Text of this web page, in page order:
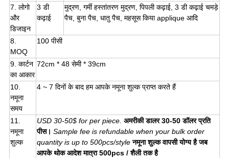
7. लोगो
और
डिजाइन
3 डी
कढ़ाई
मुद्रण, गर्मी हस्तांतरण मुद्रण, पिपली कढ़ाई, 3 डी कढ़ाई चमड़े
पैच, बुना पैच, धातु पैच, महसूस किया applique आदि
8.
MOQ
100 पीसी
9. कार्टन
का आकार
72cm * 48 सेमी * 39cm
10.
नमूना
समय
4 ~ 7 दिनों के बाद हम आपके नमूना शुल्क प्राप्त करते हैं
11.
नमूना
शुल्क
USD 30-50$ for per piece. अमरीकी डालर 30-50 डॉलर प्रति
पीस। Sample fee is refundable when your bulk order
quantity is up to 500pcs/style नमूना शुल्क वापसी योग्य है जब
आपके थोक आदेश मात्रा 500pcs / शैली तक है